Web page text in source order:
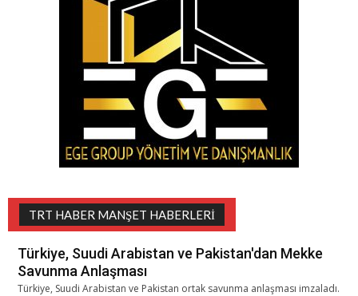
TRT HABER MANŞET HABERLERI
Türkiye, Suudi Arabistan ve Pakistan'dan Mekke
Savunma Anlaşması
Türkiye, Suudi Arabistan ve Pakistan ortak savunma anlaşması imzaladı.